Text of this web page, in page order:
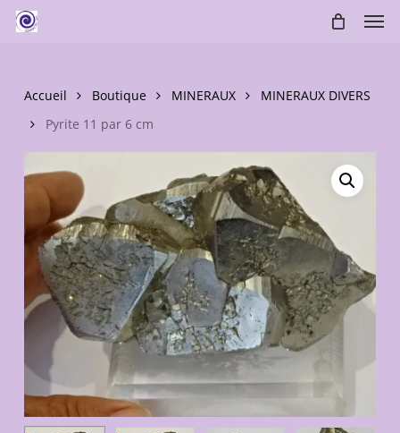
main
Accueil Boutique MINERAUX
MINERAUX DIVERS
Pyrite 11 par 6 cm